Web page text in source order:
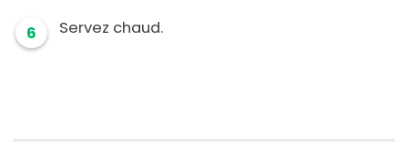
6 Servez chaud.